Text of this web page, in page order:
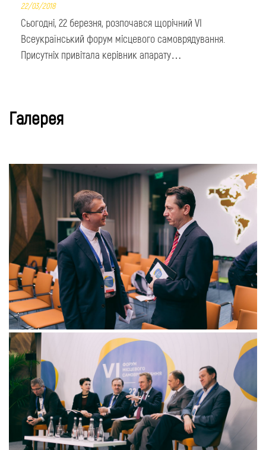
22/03/2018
Сьогодні, 22 березня, розпочався щорічний VI
Всеукраїнський форум місцевого самоврядування.
Присутніх привітала керівник апарату…
Галерея